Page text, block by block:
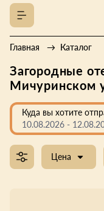
Главная Каталог
Загородные
Мичуринском
Куда вы хотите
10.08.2026 -
Цена